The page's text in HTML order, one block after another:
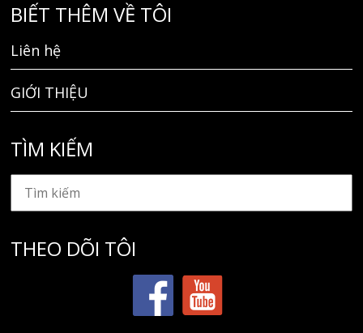
BIẾT THÊM VỀ TÔI
Liên hệ
GIỚI THIỆU
TÌM KIẾM
THEO DÕI TÔI